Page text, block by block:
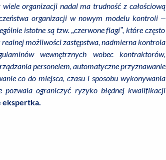
organizacji nadal ma trudność z całościową
organizacji w nowym modelu kontroli –
istotne są tzw. „czerwone flagi”, które często
możliwości zastępstwa, nadmierna kontrola
wewnętrznych wobec kontraktorów,
personelem, automatyczne przyznawanie
co do miejsca, czasu i sposobu wykonywania
pozwala ograniczyć ryzyko błędnej kwalifikacji
ekspertka.